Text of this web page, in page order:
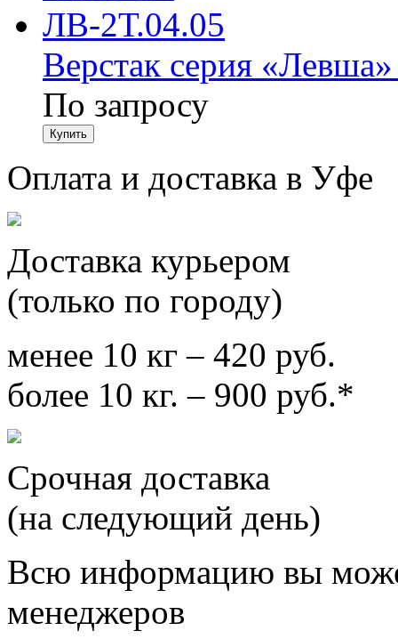
Верстак серия
По запросу
Оплата и доставка в Уфе
Доставка курьером
(только по городу)
менее 10 кг – 420 руб.
более 10 кг. – 900 руб.*
Срочная доставка
(на следующий день)
Всю информацию вы
менеджеров